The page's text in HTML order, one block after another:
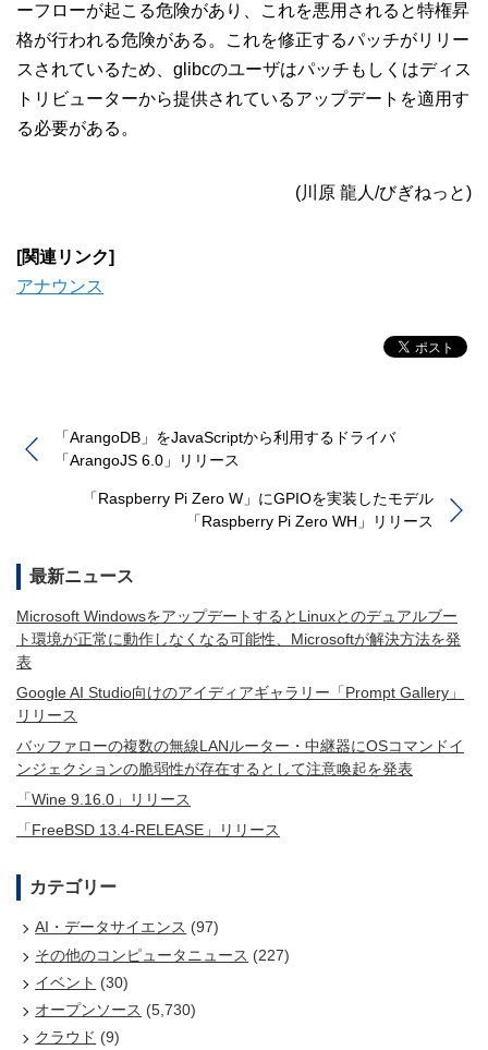
ーフローが起こる危険があり、これを悪用されると特権昇
格が行われる危険がある。これを修正するパッチがリリー
スされているため、glibcのユーザはパッチもしくはディス
トリビューターから提供されているアップデートを適用す
る必要がある。
(川原 龍人/びぎねっと)
[関連リンク]
アナウンス
「ArangoDB」をJavaScriptから利用するドライバ
「ArangoJS 6.0」リリース
「Raspberry Pi Zero W」にGPIOを実装したモデル
「Raspberry Pi Zero WH」リリース
最新ニュース
Microsoft WindowsをアップデートするとLinuxとのデュアルブー
ト環境が正常に動作しなくなる可能性、Microsoftが解決方法を発
表
Google AI Studio向けのアイディアギャラリー「Prompt Gallery」
リリース
バッファローの複数の無線LANルーター・中継器にOSコマンドイ
ンジェクションの脆弱性が存在するとして注意喚起を発表
「Wine 9.16.0」リリース
「FreeBSD 13.4-RELEASE」リリース
カテゴリー
AI・データサイエンス (97)
その他のコンピュータニュース (227)
イベント (30)
オープンソース (5,730)
クラウド (9)